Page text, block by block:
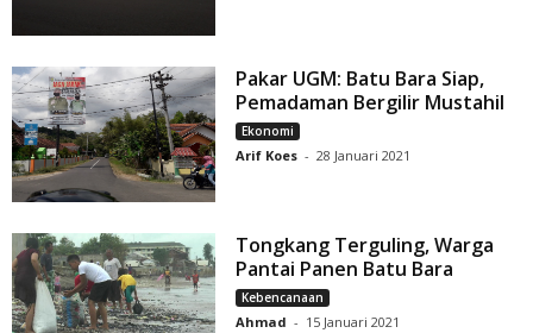
Pakar UGM: Batu Bara Siap,
Pemadaman Bergilir Mustahil
Ekonomi
Arif Koes - 28 Januari 2021
Tongkang Terguling, Warga
Pantai Panen Batu Bara
Kebencanaan
Ahmad - 15 Januari 2021